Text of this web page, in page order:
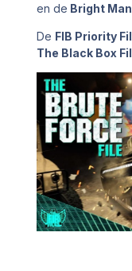
en de Bright
De FIB Priority
The Black Box